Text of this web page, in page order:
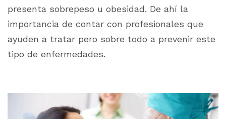
presenta sobrepeso u obesidad. De ahí la
importancia de contar con profesionales que
ayuden a tratar pero sobre todo a prevenir este
tipo de enfermedades.